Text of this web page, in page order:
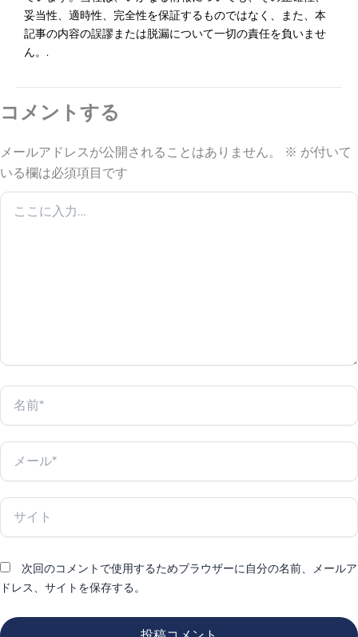
妥当性、適時性、完全性を保証するものではなく、また、本
記事の内容の誤謬または脱漏について一切の責任を負いませ
ん。.
コメントする
メールアドレスが公開されることはありません。 ※ が付いて
いる欄は必須項目です
こ
名
*
メ
ル
*
サ
ト
次回のコメントで使用するためブラウザーに自分の名前、メールア
ドレス、サイトを保存する。